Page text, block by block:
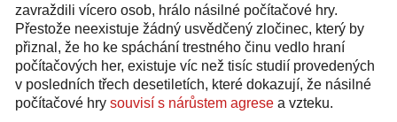
zavraždili vícero osob, hrálo násilné počítačové hry.
Přestože neexistuje žádný usvědčený zločinec, který by
přiznal, že ho ke spáchání trestného činu vedlo hraní
počítačových her, existuje víc než tisíc studií provedených
v posledních třech desetiletích, které dokazují, že násilné
počítačové hry souvisí s nárůstem agrese a vzteku.